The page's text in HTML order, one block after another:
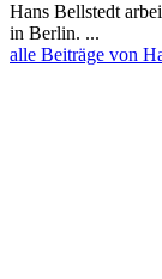
Hans Bellstedt
in Berlin. ...
alle Beiträge von